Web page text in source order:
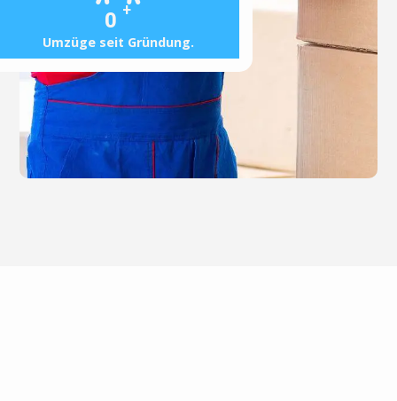
0 +
Umzüge seit Gründung.